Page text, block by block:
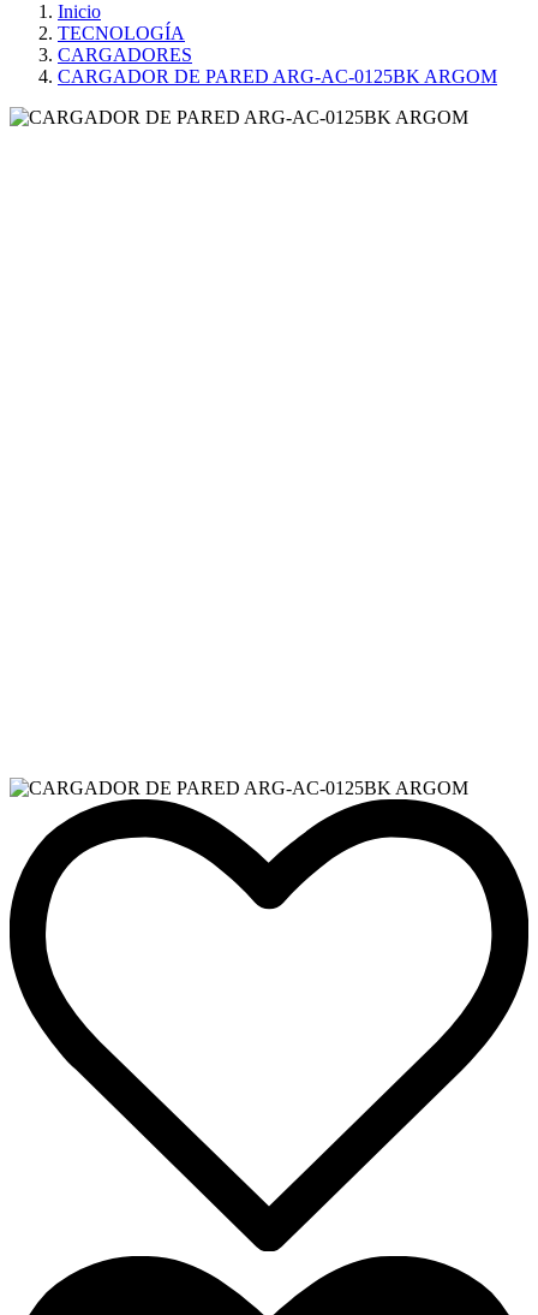
Inicio
TECNOLOGÍA
CARGADORES
CARGADOR DE PARED ARG-AC-0125BK ARGOM